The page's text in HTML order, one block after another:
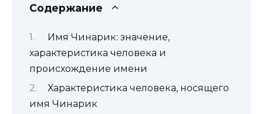
Содержание
Имя Чинарик: значение,
характеристика человека и
происхождение имени
Характеристика человека, носящего
имя Чинарик